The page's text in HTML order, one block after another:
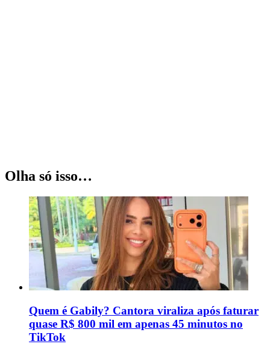
Olha só isso…
Quem é Gabily? Cantora viraliza após faturar
quase R$ 800 mil em apenas 45 minutos no
TikTok